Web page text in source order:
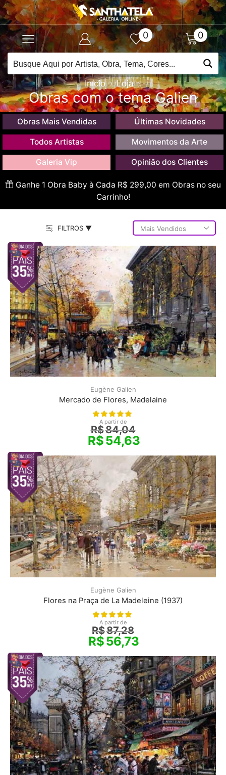
0 0
Início Loja
Obras com o tema Galien
Obras Mais Vendidas Últimas Novidades
Todos Artistas Movimentos da Arte
Galeria Vip Opinião dos Clientes
Ganhe 1 Obra Baby à Cada R$ 299,00 em Obras no seu
Carrinho!
FILTROS ▼
Eugène Galien
Mercado de Flores, Madelaine
A partir de
R$84,04
R$54,63
Eugène Galien
Flores na Praça de La Madeleine (1937)
A partir de
R$87,28
R$56,73